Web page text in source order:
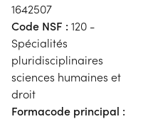
1642507
Code NSF : 120 -
Spécialités
pluridisciplinaires
sciences humaines et
droit
Formacode principal :